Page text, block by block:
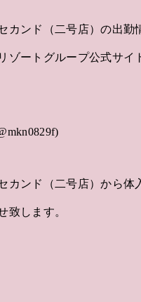
カンド（二号店）の出勤
ゾートグループ公式サイ
カンド（二号店）から体
致します。